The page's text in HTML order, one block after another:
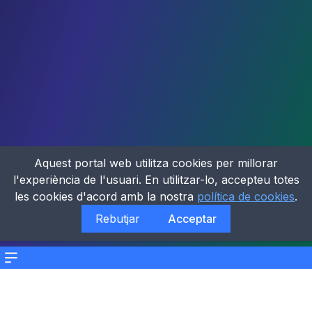
Menu
Aquest portal web utilitza cookies per millorar
l'experiència de l'usuari. En utilitzar-lo, accepteu totes
les cookies d'acord amb la nostra política de cookies.
Rebutjar
Acceptar